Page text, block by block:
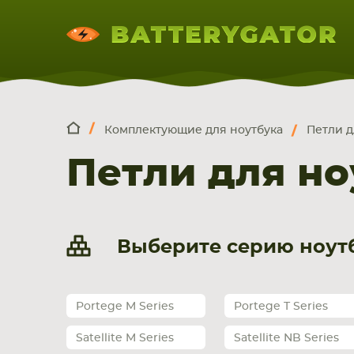
НОУТБУКА
ПЛАНШЕТА
Комплектующие для ноутбука Петли
Петли для
Выберите серию
Portege M Series Portege T Series
Satellite M Series Satellite NB Series